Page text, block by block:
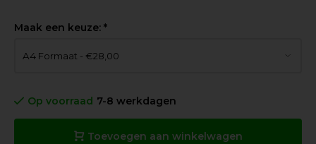
Maak een keuze: *
Op voorraad 7-8 werkdagen
Toevoegen aan winkelwagen